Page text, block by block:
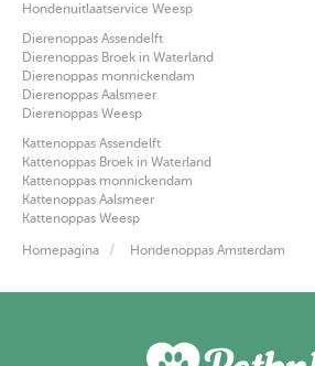
Hondenuitlaatservice Weesp
Dierenoppas Assendelft
Dierenoppas Broek in Waterland
Dierenoppas monnickendam
Dierenoppas Aalsmeer
Dierenoppas Weesp
Kattenoppas Assendelft
Kattenoppas Broek in Waterland
Kattenoppas monnickendam
Kattenoppas Aalsmeer
Kattenoppas Weesp
Homepagina Hondenoppas Amsterdam